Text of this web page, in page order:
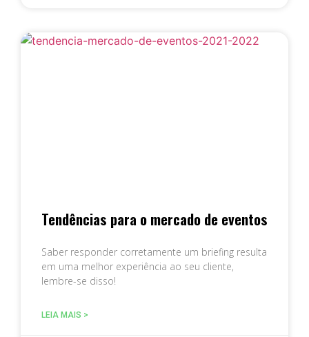
Tendências para o mercado de eventos
Saber responder corretamente um briefing resulta
em uma melhor experiência ao seu cliente,
lembre-se disso!
LEIA MAIS >